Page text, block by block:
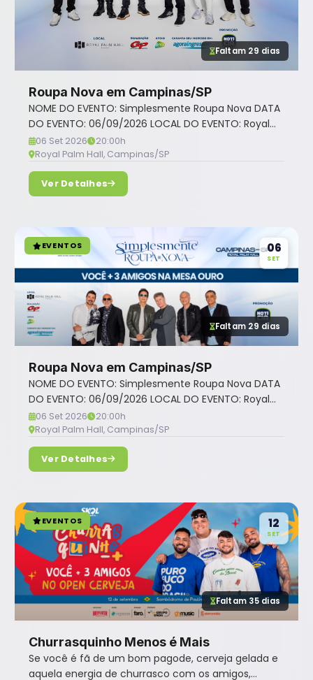
Faltam 29 dias
Roupa Nova em Campinas/SP
NOME DO EVENTO: Simplesmente Roupa Nova DATA
DO EVENTO: 06/09/2026 LOCAL DO EVENTO: Royal...
06 Set 2026
20:00h
Royal Palm Hall, Campinas/SP
Ver Detalhes
EVENTOS
Faltam 29 dias
06
SET
Roupa Nova em Campinas/SP
NOME DO EVENTO: Simplesmente Roupa Nova DATA
DO EVENTO: 06/09/2026 LOCAL DO EVENTO: Royal...
06 Set 2026
20:00h
Royal Palm Hall, Campinas/SP
Ver Detalhes
EVENTOS
Faltam 35 dias
12
SET
Churrasquinho Menos é Mais
Se você é fã de um bom pagode, cerveja gelada e
aquela energia de churrasco com os amigos,